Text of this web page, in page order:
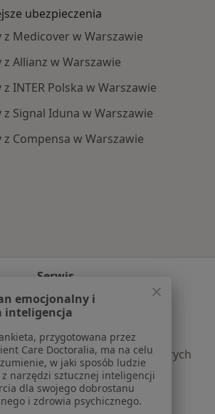
ubezpieczenia
Medicover w Warszawie
Allianz w Warszawie
INTER Polska w Warszawie
Signal Iduna w Warszawie
Compensa w Warszawie
Serwis
Regulamin
prywatności pacjentów
profesjonalistów
dla profesjonalistów, których
samodzielnie
Polityka cookies
wyniki wyszukiwania
emocjonalny i
inteligencja
przygotowana przez
Care Doctoralia, ma na celu
w jaki sposób ludzie
z narzędzi sztucznej inteligencji
dla swojego dobrostanu
i zdrowia psychicznego.